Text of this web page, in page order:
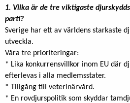
1. Vilka är de tre viktigaste
parti?
Sverige har ett av världens starkaste
utveckla.
Våra tre prioriteringar:
* Lika konkurrensvillkor inom EU där
efterlevas i alla medlemsstater.
* Tillgång till veterinärvård.
* En rovdjurspolitik som skyddar